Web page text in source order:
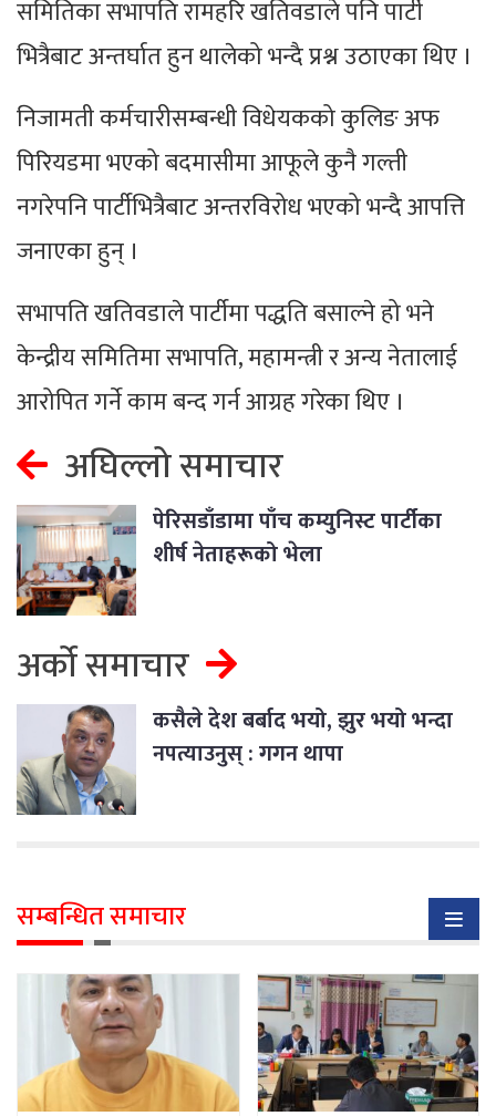
समितिका सभापति रामहरि खतिवडाले पनि पार्टी
भित्रैबाट अन्तर्घात हुन थालेको भन्दै प्रश्न उठाएका थिए ।
निजामती कर्मचारीसम्बन्धी विधेयकको कुलिङ अफ
पिरियडमा भएको बदमासीमा आफूले कुनै गल्ती
नगरेपनि पार्टीभित्रैबाट अन्तरविरोध भएको भन्दै आपत्ति
जनाएका हुन् ।
सभापति खतिवडाले पार्टीमा पद्धति बसाल्ने हो भने
केन्द्रीय समितिमा सभापति, महामन्त्री र अन्य नेतालाई
आरोपित गर्ने काम बन्द गर्न आग्रह गरेका थिए ।
अघिल्लो समाचार
पेरिसडाँडामा पाँच कम्युनिस्ट पार्टीका
शीर्ष नेताहरूको भेला
अर्को समाचार
कसैले देश बर्बाद भयो, झुर भयो भन्दा
नपत्याउनुस् : गगन थापा
सम्बन्धित समाचार